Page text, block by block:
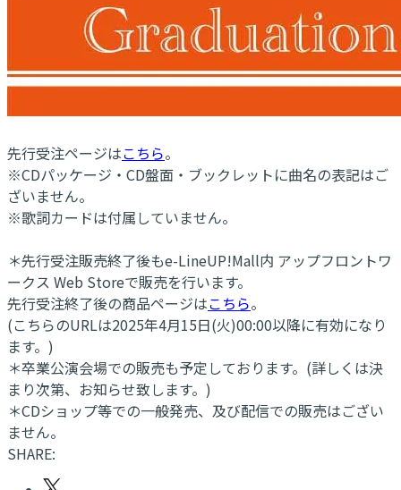
先行受注ページはこちら。
※CDパッケージ・CD盤面・ブックレットに曲名の表記はご
ざいません。
※歌詞カードは付属していません。
＊先行受注販売終了後もe-LineUP!Mall内 アップフロントワ
ークス Web Storeで販売を行います。
先行受注終了後の商品ページはこちら。
(こちらのURLは2025年4月15日(火)00:00以降に有効になり
ます。)
＊卒業公演会場での販売も予定しております。(詳しくは決
まり次第、お知らせ致します。)
＊CDショップ等での一般発売、及び配信での販売はござい
ません。
SHARE: